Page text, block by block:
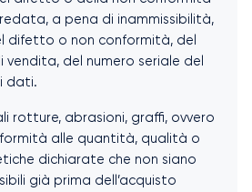
a pena di inammissibilità,
difetto o non conformità, del
del numero seriale del
dati.
rotture, abrasioni, graffi, ovvero
alle quantità, qualità o
dichiarate che non siano
già prima dell’acquisto